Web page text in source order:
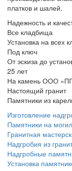
платков и шалей.
Надежность и
Все кладбища
Установка на всех
Под ключ
От эскиза до
25 лет
На камень ООО
Настоящий гранит
Памятники из
Изготовление
Памятники на
Гранитная
Надгробия из
Надгробные
Установка